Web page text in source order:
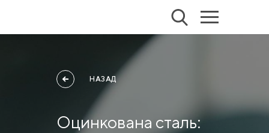
НАЗАД
Оцинкована сталь: